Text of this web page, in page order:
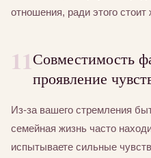
отношения, ради этого стоит
11Совместимость
проявление
Из-за вашего стремления
семейная жизнь часто
испытываете сильные